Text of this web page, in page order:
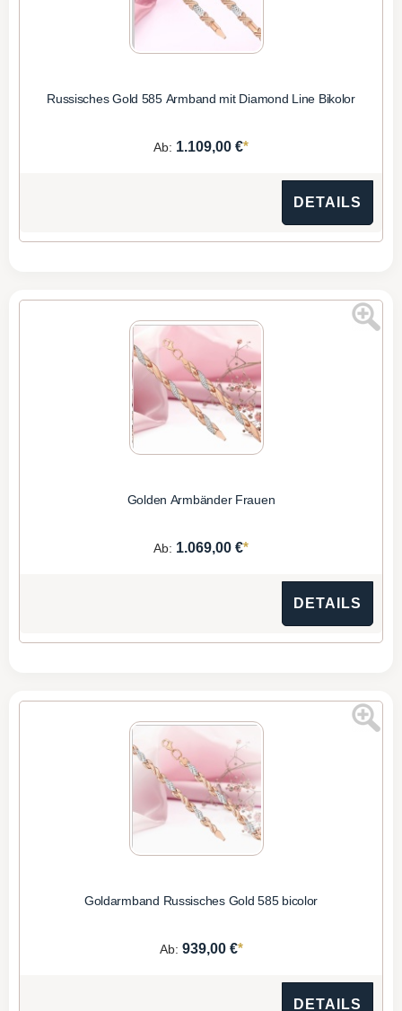
Russisches Gold 585 Armband mit Diamond Line Bikolor
Ab: 1.109,00 €*
DETAILS
Golden Armbänder Frauen
Ab: 1.069,00 €*
DETAILS
Goldarmband Russisches Gold 585 bicolor
Ab: 939,00 €*
DETAILS